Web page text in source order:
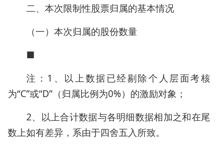
二、本次限制性股票归属的基本情况
（一）本次归属的股份数量
■
注：1、以上数据已经剔除个人层面考核
为“C”或“D”（归属比例为0%）的激励对象；
2、以上合计数据与各明细数据相加之和在尾
数上如有差异，系由于四舍五入所致。